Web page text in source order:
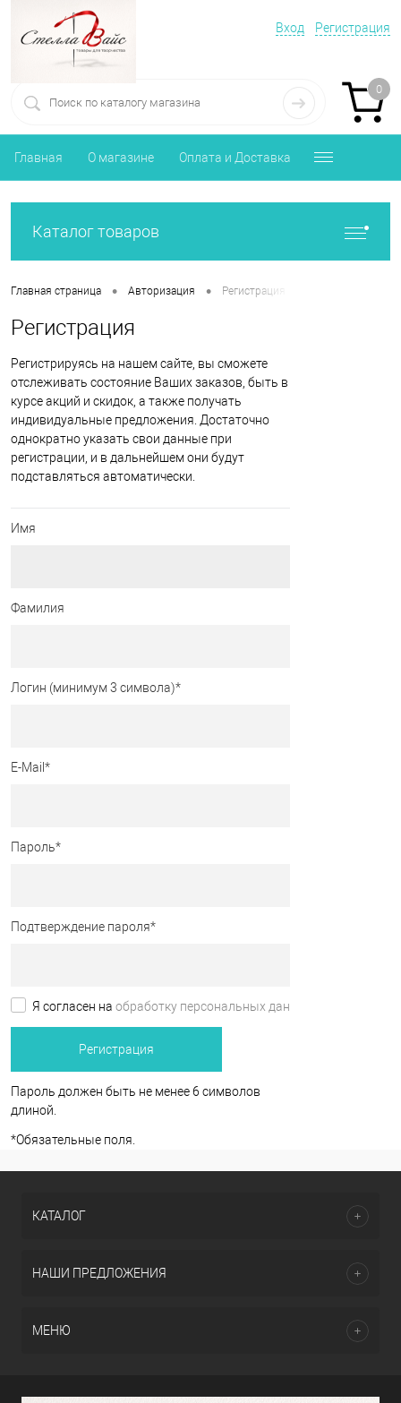
Вход Регистрация
0
Главная О магазине Оплата и Доставка
Каталог товаров
Главная страница • Авторизация • Регистрация
Регистрация
Регистрируясь на нашем сайте, вы сможете
отслеживать состояние Ваших заказов, быть в
курсе акций и скидок, а также получать
индивидуальные предложения. Достаточно
однократно указать свои данные при
регистрации, и в дальнейшем они будут
подставляться автоматически.
Имя
Фамилия
Логин (минимум 3 символа)*
E-Mail *
Пароль*
Подтверждение пароля*
Я согласен на обработку персональных данных.
Пароль должен быть не менее 6 символов
длиной.
*Обязательные поля.
КАТАЛОГ
НАШИ ПРЕДЛОЖЕНИЯ
МЕНЮ